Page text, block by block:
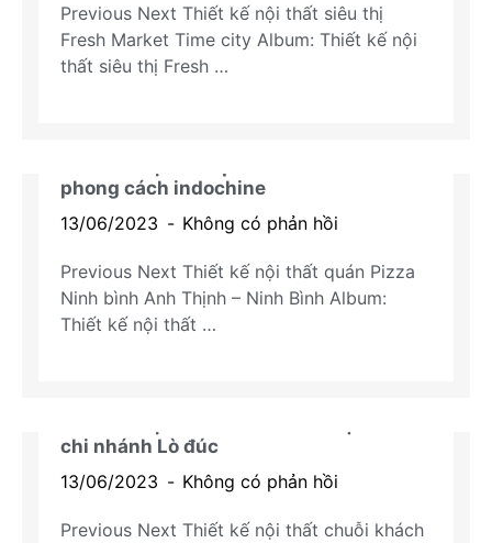
Previous Next Thiết kế nội thất siêu thị
Fresh Market Time city Album: Thiết kế nội
thất siêu thị Fresh …
phong cách indochine
13/06/2023
Không có phản hồi
Previous Next Thiết kế nội thất quán Pizza
Ninh bình Anh Thịnh – Ninh Bình Album:
Thiết kế nội thất …
chi nhánh Lò đúc
13/06/2023
Không có phản hồi
Previous Next Thiết kế nội thất chuỗi khách